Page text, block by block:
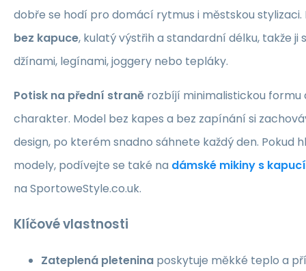
dobře se hodí pro domácí rytmus i městskou
bez kapuce, kulatý výstřih a standardní délku, takže ji
džínami, legínami, joggery nebo tepláky.
Potisk na přední straně rozbíjí minimalistickou formu
charakter. Model bez kapes a bez zapínání si
design, po kterém snadno sáhnete každý den. Pokud
modely, podívejte se také na dámské mikiny s kapucí
na SportoweStyle.co.uk.
Klíčové vlastnosti
Zateplená pletenina poskytuje měkké teplo a